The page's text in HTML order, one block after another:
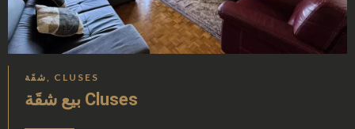
شقَة, CLUSES
بيع شقَة Cluses